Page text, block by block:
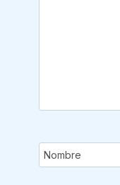
Nombre